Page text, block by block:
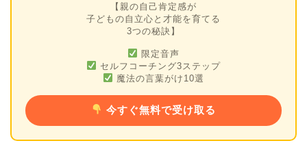
【親の自己肯定感が
子どもの自立心と才能を育てる
3つの秘訣】
限定音声
セルフコーチング3ステップ
魔法の言葉がけ10選
今すぐ無料で受け取る